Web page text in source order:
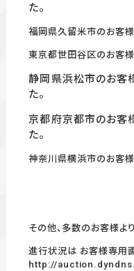
た。
福岡県久留米市のお客様
東京都世田谷区のお客様
静岡県浜松市のお客
た。
京都府京都市のお客
た。
神奈川県横浜市のお客様
その他、多数のお客様よ
進行状況は お客様専用
http://